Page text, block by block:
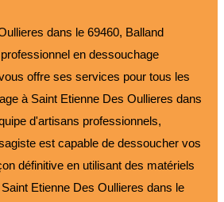
dans le 69460, Balland
en dessouchage
offre ses services pour tous les
à Saint Etienne Des Oullieres dans
d'artisans professionnels,
est capable de dessoucher vos
définitive en utilisant des matériels
Etienne Des Oullieres dans le